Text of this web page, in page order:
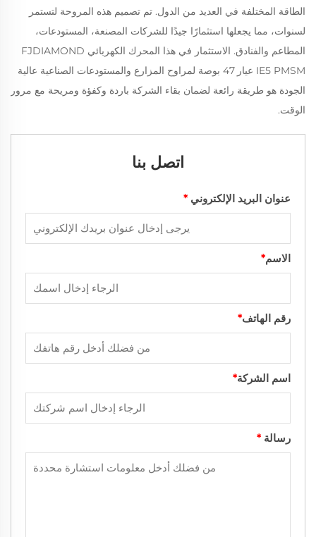
الطاقة المختلفة في العديد من الدول. تم تصميم هذه المروحة لتستمر
لسنوات، مما يجعلها استثمارًا جيدًا للشركات المصنعة، المستودعات،
المطاعم والفنادق.
الاستثمار في هذا المحرك الكهربائي FJDIAMOND
IE5 PMSM عيار 47 بوصة لمراوح المزارع والمستودعات الصناعية عالية
الجودة هو طريقة رائعة لضمان بقاء الشركة باردة وكفؤة ومريحة مع مرور
الوقت.
اتصل بنا
عنوان البريد الإلكتروني *
الاسم*
رقم الهاتف*
اسم الشركة*
رسالة *